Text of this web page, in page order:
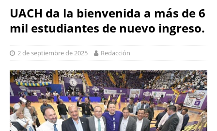
UACH da la bienvenida a más de 6
mil estudiantes de nuevo ingreso.
2 de septiembre de 2025 Redacción